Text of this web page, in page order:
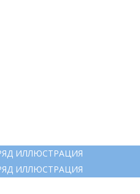
ИЛЛЮСТРАЦИЯ
ИЛЛЮСТРАЦИЯ